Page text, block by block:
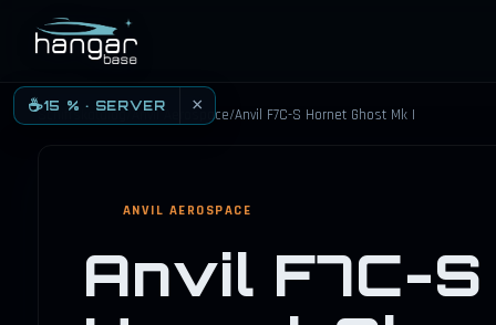
HANGARBASE
Schiffskatalog/ Anvil Aerospace/Anvil F7C-S Hornet Ghost Mk I
ANVIL AEROSPACE
Anvil F7C-S
☕15 % · SERVER ×